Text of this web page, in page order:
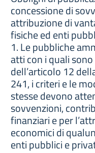
concessione di
attribuzione di
fisiche ed enti
1. Le pubbliche
atti con i quali
dell’articolo 12
241, i criteri e le
stesse devono
sovvenzioni,
finanziari e per
economici di
enti pubblici e